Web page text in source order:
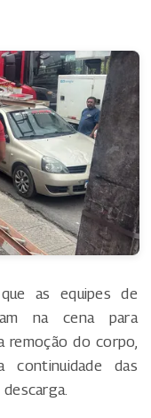
as equipes de
na cena para
remoção do corpo,
continuidade das